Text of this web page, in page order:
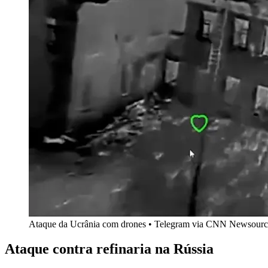
Ataque da Ucrânia com drones • Telegram via CNN
Ataque contra refinaria na Rússia